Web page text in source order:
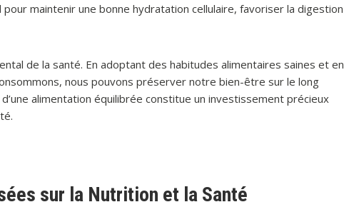
maintenir une bonne hydratation cellulaire, favoriser la digestion
de la santé. En adoptant des habitudes alimentaires saines et en
nous pouvons préserver notre bien-être sur le long
alimentation équilibrée constitue un investissement précieux
sur la Nutrition et la Santé